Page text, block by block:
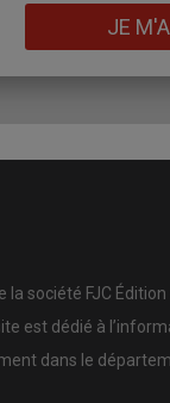
JE
société FJC
est dédié à
dans le